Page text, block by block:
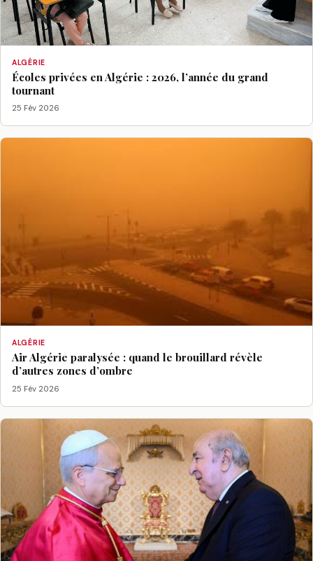
ALGÉRIE
Écoles privées en Algérie : 2026, l’année du grand
tournant
25 Fév 2026
ALGÉRIE
Air Algérie paralysée : quand le brouillard révèle
d’autres zones d’ombre
25 Fév 2026